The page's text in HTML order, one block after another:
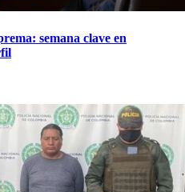
semana clave en